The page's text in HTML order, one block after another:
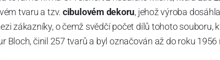
tvaru a tzv. cibulovém dekoru, jehož výroba
zákazníky, o čemž svědčí počet dílů tohoto souboru,
Bloch, činil 257 tvarů a byl označován až do roku 1956